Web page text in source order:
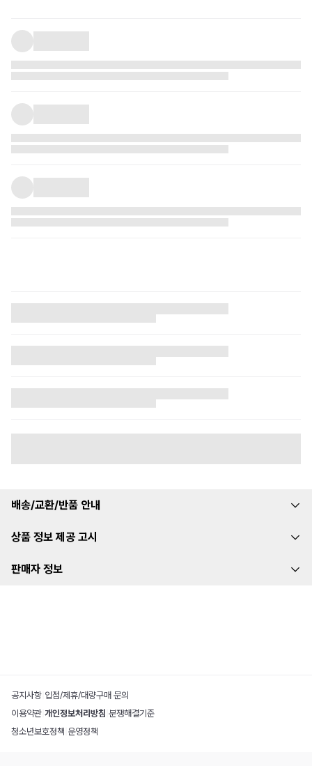
배송/교환/반품 안내
상품 정보 제공 고시
판매자 정보
공지사항 입점/제휴/대량구매 문의
이용약관 개인정보처리방침 분쟁해결기준
청소년보호정책 운영정책